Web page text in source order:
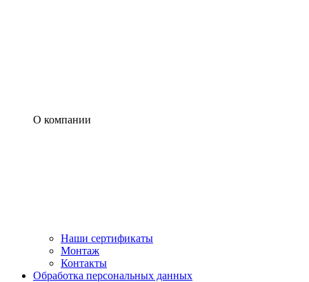
О компании
Наши сертификаты
Монтаж
Контакты
Обработка персональных данных